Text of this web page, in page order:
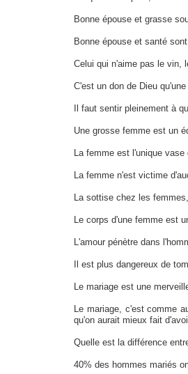
Bonne épouse et grasse
Bonne épouse et santé
Celui qui n'aime pas le vin,
C'est un don de Dieu
Il faut sentir pleinement à
Une grosse femme est un
La femme est l'unique
La femme n'est victime
La sottise chez les
Le corps d'une femme est
L'amour pénètre dans
Il est plus dangereux de
Le mariage est une
Le mariage, c'est comme
qu'on aurait mieux fait
Quelle est la différence
40% des hommes mariés